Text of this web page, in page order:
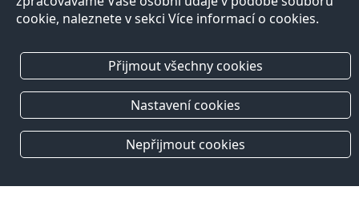
cookie, naleznete v sekci Více informací o cookies.
Přijmout všechny cookies
Nastavení cookies
Nepřijmout cookies